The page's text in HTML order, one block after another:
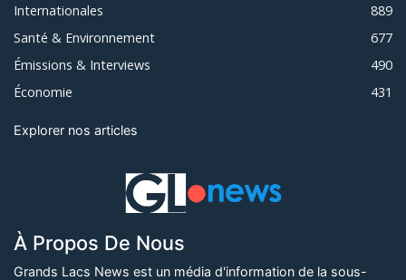
Internationales
889
Santé & Environnement
677
Émissions & Interviews
490
Économie
431
Explorer nos articles
À Propos De Nous
Grands Lacs News est un média d'information de la sous-